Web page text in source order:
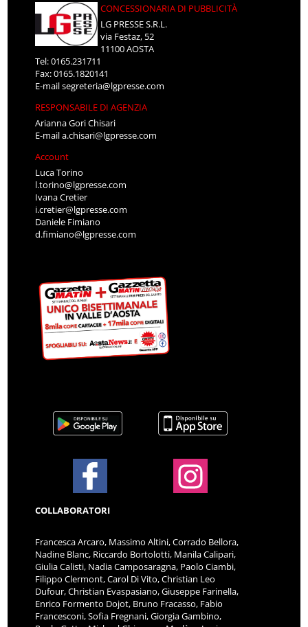
CONCESSIONARIA DI PUBBLICITÀ
LG PRESSE S.R.L.
via Festaz, 52
11100 AOSTA
Tel: 0165.231711
Fax: 0165.1820141
E-mailsegreteria@lgpresse.com
RESPONSABILE DI AGENZIA
Arianna Gori Chisari
E-maila.chisari@lgpresse.com
Account
Luca Torino
l.torino@lgpresse.com
Ivana Cretier
i.cretier@lgpresse.com
Daniele Fimiano
d.fimiano@lgpresse.com
COLLABORATORI
Francesca Arcaro, Massimo Altini, Corrado Bellora,
Nadine Blanc, Riccardo Bortolotti, Manila Calipari,
Giulia Calisti, Nadia Camposaragna, Paolo Ciambi,
Filippo Clermont, Carol Di Vito, Christian Leo
Dufour, Christian Evaspasiano, Giuseppe Farinella,
Enrico Formento Dojot, Bruno Fracasso, Fabio
Francesconi, Sofia Fregnani, Giorgia Gambino,